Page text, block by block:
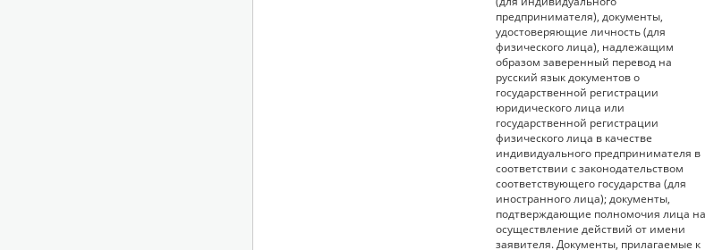
предпринимателя), документы,
удостоверяющие личность (для
физического лица), надлежащим
образом заверенный перевод на
русский язык документов о
государственной регистрации
юридического лица или
государственной регистрации
физического лица в качестве
индивидуального предпринимателя в
соответствии с законодательством
соответствующего государства (для
иностранного лица); документы,
подтверждающие полномочия лица на
осуществление действий от имени
заявителя. Документы, прилагаемые к